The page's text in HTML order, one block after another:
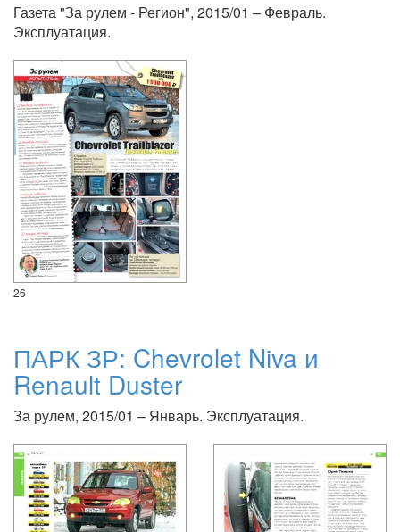
Газета "За рулем - Регион", 2015/01 – Февраль.
Эксплуатация.
26
ПАРК ЗР: Chevrolet Niva и
Renault Duster
За рулем, 2015/01 – Январь. Эксплуатация.